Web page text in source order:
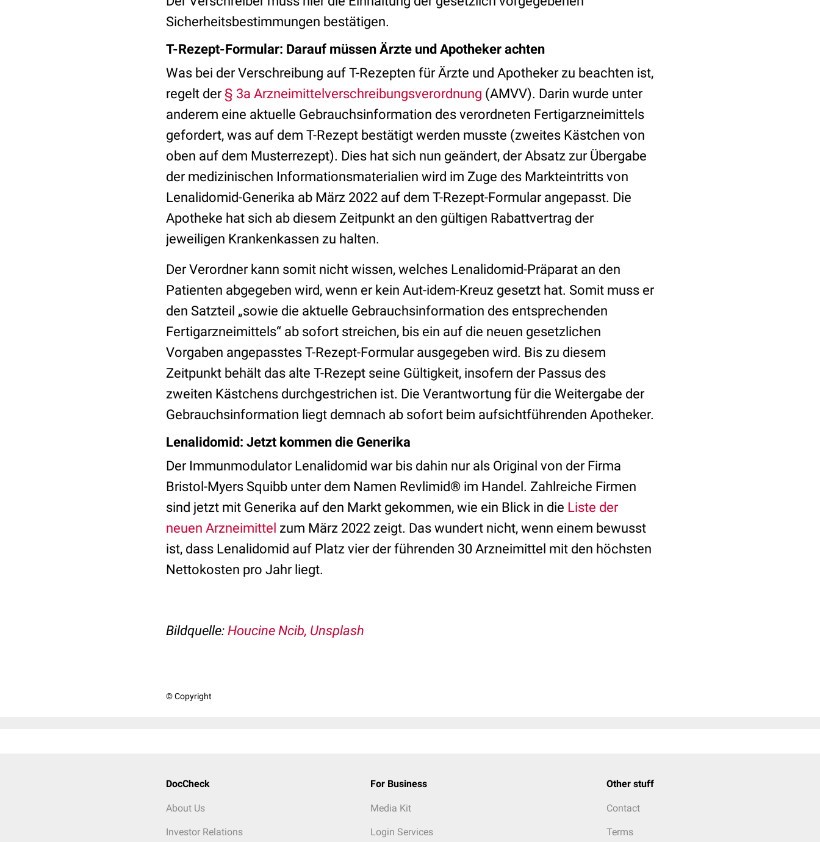
Sicherheitsbestimmungen bestätigen.
T-Rezept-Formular: Darauf müssen Ärzte und Apotheker achten
Was bei der Verschreibung auf T-Rezepten für Ärzte und Apotheker zu beachten ist,
regelt der § 3a Arzneimittelverschreibungsverordnung (AMVV). Darin wurde unter
anderem eine aktuelle Gebrauchsinformation des verordneten Fertigarzneimittels
gefordert, was auf dem T-Rezept bestätigt werden musste (zweites Kästchen von
oben auf dem Musterrezept). Dies hat sich nun geändert, der Absatz zur Übergabe
der medizinischen Informationsmaterialien wird im Zuge des Markteintritts von
Lenalidomid-Generika ab März 2022 auf dem T-Rezept-Formular angepasst. Die
Apotheke hat sich ab diesem Zeitpunkt an den gültigen Rabattvertrag der
jeweiligen Krankenkassen zu halten.
Der Verordner kann somit nicht wissen, welches Lenalidomid-Präparat an den
Patienten abgegeben wird, wenn er kein Aut-idem-Kreuz gesetzt hat. Somit muss er
den Satzteil „sowie die aktuelle Gebrauchsinformation des entsprechenden
Fertigarzneimittels“ ab sofort streichen, bis ein auf die neuen gesetzlichen
Vorgaben angepasstes T-Rezept-Formular ausgegeben wird. Bis zu diesem
Zeitpunkt behält das alte T-Rezept seine Gültigkeit, insofern der Passus des
zweiten Kästchens durchgestrichen ist. Die Verantwortung für die Weitergabe der
Gebrauchsinformation liegt demnach ab sofort beim aufsichtführenden Apotheker.
Lenalidomid: Jetzt kommen die Generika
Der Immunmodulator Lenalidomid war bis dahin nur als Original von der Firma
Bristol-Myers Squibb unter dem Namen Revlimid® im Handel. Zahlreiche Firmen
sind jetzt mit Generika auf den Markt gekommen, wie ein Blick in die Liste der
neuen Arzneimittel zum März 2022 zeigt. Das wundert nicht, wenn einem bewusst
ist, dass Lenalidomid auf Platz vier der führenden 30 Arzneimittel mit den höchsten
Nettokosten pro Jahr liegt.
Bildquelle: Houcine Ncib, Unsplash
© Copyright
DocCheck
About Us
Investor Relations
For Business
Media Kit
Login Services
Other stuff
Contact
Terms